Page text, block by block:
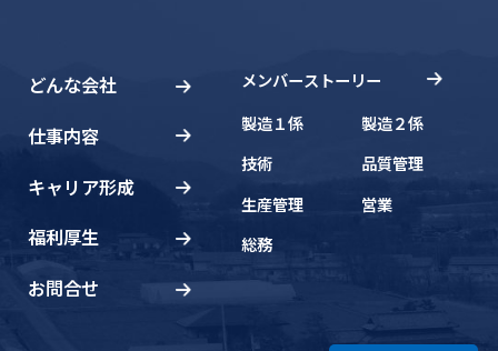
どんな会社
仕事内容
キャリア形成
福利厚生
お問合せ
メンバーストーリー
製造１係
技術
生産管理
総務
製造２係
品質管理
営業